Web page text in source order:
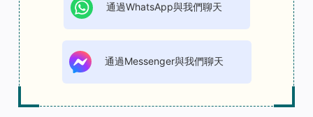
通過WhatsApp與我們聊天
通過Messenger與我們聊天